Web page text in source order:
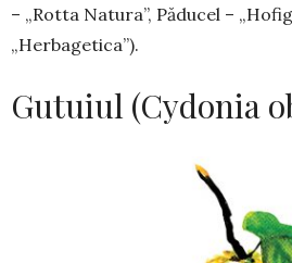
– „Rotta Natura”, Pă­ducel –
„Herbagetica”).
Gutuiul (Cydonia